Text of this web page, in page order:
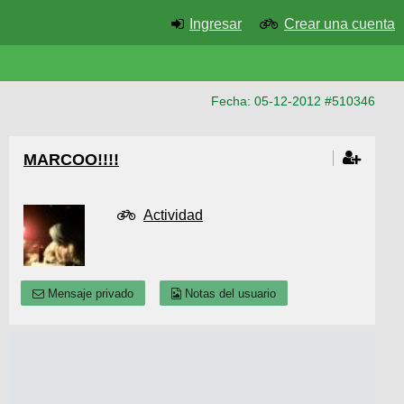
Ingresar Crear una cuenta
Fecha: 05-12-2012 #510346
MARCOO!!!!
Actividad
Mensaje privado Notas del usuario